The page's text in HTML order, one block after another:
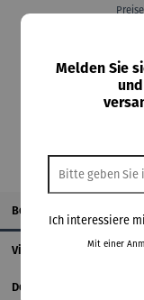
Beschreibung
Videos
Details
Melden Sie
Ich interessiere
Mit einer